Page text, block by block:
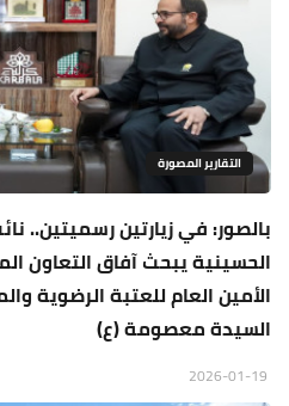
التقارير المصورة
بالصور: في زيارتين رسميتين..
الحسينية يبحث آفاق التعاون
الأمين العام للعتبة الرضوية
السيدة معصومة (ع)